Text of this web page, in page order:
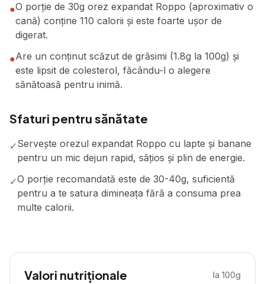
●O porție de 30g orez expandat Roppo (aproximativ o
cană) conține 110 calorii și este foarte ușor de
digerat.
●Are un conținut scăzut de grăsimi (1.8g la 100g) și
este lipsit de colesterol, făcându-l o alegere
sănătoasă pentru inimă.
Sfaturi pentru sănătate
✓Servește orezul expandat Roppo cu lapte și banane
pentru un mic dejun rapid, sățios și plin de energie.
✓O porție recomandată este de 30-40g, suficientă
pentru a te satura dimineața fără a consuma prea
multe calorii.
Valori nutriționale la 100g